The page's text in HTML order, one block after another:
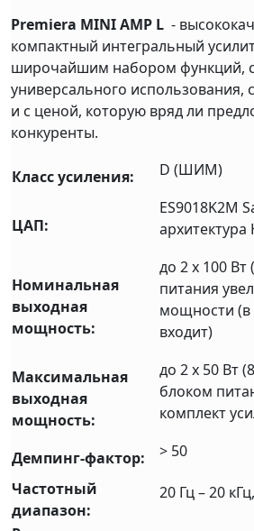
Premiera MINI AMP L -
компактный интегральный
широчайшим набором функций,
универсального использования,
и с ценой, которую вряд ли
конкуренты.
Класс усиления: D (ШИМ)
ЦАП:
ES9018K2M
Номинальная
выходная
мощность:
до 2 x 100
питания
мощности (в
входит)
Максимальная
выходная
мощность:
до 2 x 50 Вт
блоком
комплект
Демпинг-фактор:
> 50
Частотный
диапазон:
20 Гц – 20